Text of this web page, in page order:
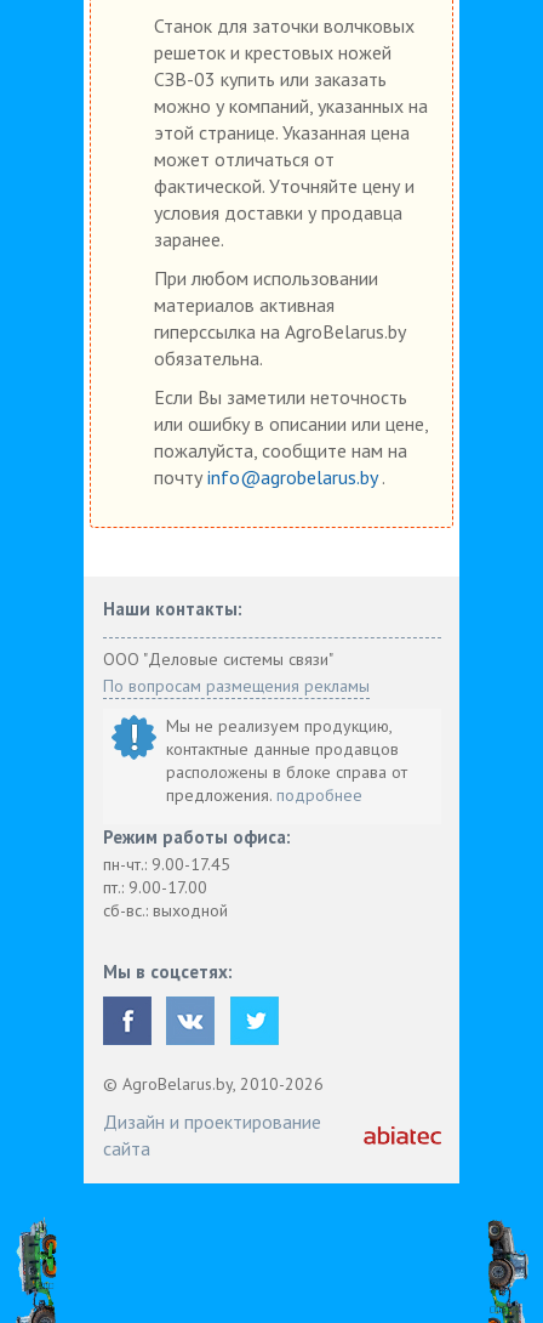
Станок для заточки волчковых
решеток и крестовых ножей
СЗВ-03 купить или заказать
можно у компаний, указанных на
этой странице. Указанная цена
может отличаться от
фактической. Уточняйте цену и
условия доставки у продавца
заранее.
При любом использовании
материалов активная
гиперссылка на AgroBelarus.by
обязательна.
Если Вы заметили неточность
или ошибку в описании или цене,
пожалуйста, сообщите нам на
почту info@agrobelarus.by.
Наши контакты:
ООО "Деловые системы связи"
По вопросам размещения рекламы
Мы не реализуем продукцию,
контактные данные продавцов
расположены в блоке справа от
предложения. подробнее
Режим работы офиса:
пн-чт.: 9.00-17.45
пт.: 9.00-17.00
сб-вс.: выходной
Мы в соцсетях:
© AgroBelarus.by, 2010-2026
Дизайн и проектирование
сайта